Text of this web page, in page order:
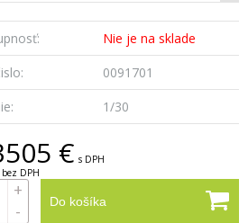
Nie je na sklade
0091701
1/30
€ s DPH
bez DPH
Do košíka
+
-